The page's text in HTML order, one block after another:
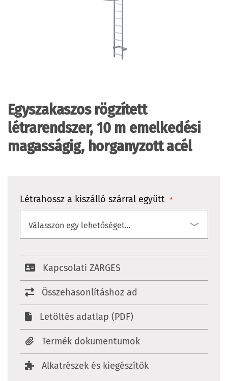
Egyszakaszos rögzített
létrarendszer, 10 m emelkedési
magasságig, horganyzott acél
Létrahossz a kiszálló szárral együtt
Kapcsolati ZARGES
Összehasonlításhoz ad
Letöltés adatlap (PDF)
Termék dokumentumok
Alkatrészek és kiegészítők
elejére